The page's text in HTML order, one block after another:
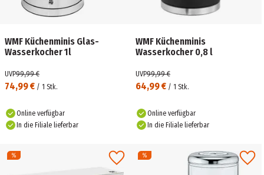
WMF Küchenminis Glas-
Wasserkocher 1l
74,99 € / 1 Stk.
UVP99,99 €
Online verfügbar
In die Filiale lieferbar
WMF Küchenminis
Wasserkocher 0,8 l
64,99 € / 1 Stk.
UVP99,99 €
Online verfügbar
In die Filiale lieferbar